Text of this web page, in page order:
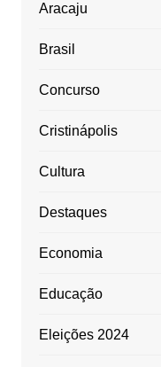
Aracaju
Brasil
Concurso
Cristinápolis
Cultura
Destaques
Economia
Educação
Eleições 2024